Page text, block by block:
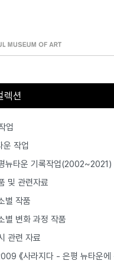
렉션
업
운 작업
뉴타운 기록작업(2002~2021)
및 관련자료
별 작품
별 변화 과정 작품
관련 자료
《사라지다 - 은평 뉴타운에